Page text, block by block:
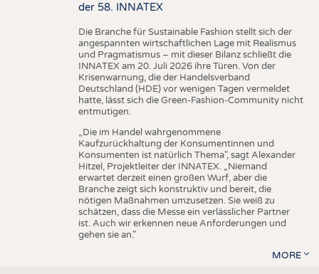
der 58. INNATEX
Die Branche für Sustainable Fashion stellt sich der
angespannten wirtschaftlichen Lage mit Realismus
und Pragmatismus – mit dieser Bilanz schließt die
INNATEX am 20. Juli 2026 ihre Türen. Von der
Krisenwarnung, die der Handelsverband
Deutschland (HDE) vor wenigen Tagen vermeldet
hatte, lässt sich die Green-Fashion-Community nicht
entmutigen.
„Die im Handel wahrgenommene
Kaufzurückhaltung der Konsumentinnen und
Konsumenten ist natürlich Thema", sagt Alexander
Hitzel, Projektleiter der INNATEX. „Niemand
erwartet derzeit einen großen Wurf, aber die
Branche zeigt sich konstruktiv und bereit, die
nötigen Maßnahmen umzusetzen. Sie weiß zu
schätzen, dass die Messe ein verlässlicher Partner
ist. Auch wir erkennen neue Anforderungen und
gehen sie an."
MORE